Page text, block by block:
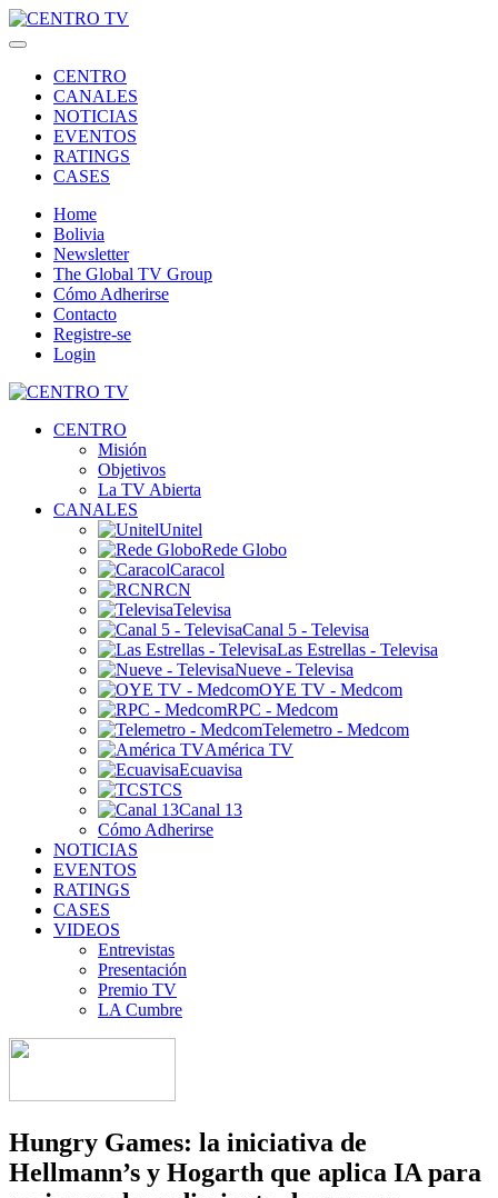
CENTRO
CANALES
NOTICIAS
EVENTOS
RATINGS
CASES
Home
Bolivia
Newsletter
The Global TV Group
Cómo Adherirse
Contacto
Registre-se
Login
CENTRO
Misión
Objetivos
La TV Abierta
CANALES
Unitel
Rede Globo
Caracol
RCN
Televisa
Canal 5 - Televisa
Las Estrellas - Televisa
Nueve - Televisa
OYE TV - Medcom
RPC - Medcom
Telemetro - Medcom
América TV
Ecuavisa
TCS
Canal 13
Cómo Adherirse
NOTICIAS
EVENTOS
RATINGS
CASES
VIDEOS
Entrevistas
Presentación
Premio TV
LA Cumbre
Hungry Games: la iniciativa de
Hellmann’s y Hogarth que aplica IA para